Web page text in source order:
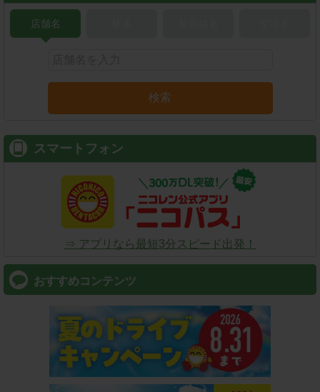
店舗名
検索
スマートフォン
⇒ アプリなら最短3分スピード出発！
おすすめコンテンツ